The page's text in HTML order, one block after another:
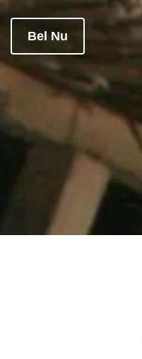
Bel Nu